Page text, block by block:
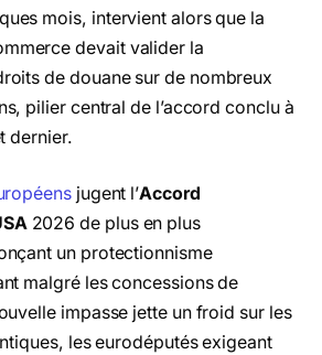
mois, intervient alors que la
devait valider la
de douane sur de nombreux
pilier central de l’accord conclu à
dernier.
jugent l’Accord
2026 de plus en plus
un protectionnisme
malgré les concessions de
impasse jette un froid sur les
les eurodéputés exigeant